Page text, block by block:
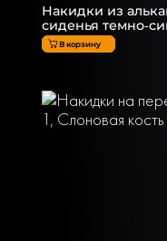
Накидки из
сиденья темно-
В корзину